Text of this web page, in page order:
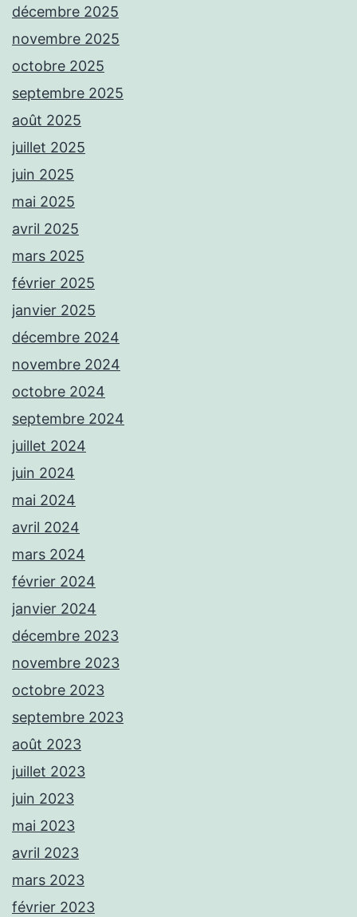
décembre 2025
novembre 2025
octobre 2025
septembre 2025
août 2025
juillet 2025
juin 2025
mai 2025
avril 2025
mars 2025
février 2025
janvier 2025
décembre 2024
novembre 2024
octobre 2024
septembre 2024
juillet 2024
juin 2024
mai 2024
avril 2024
mars 2024
février 2024
janvier 2024
décembre 2023
novembre 2023
octobre 2023
septembre 2023
août 2023
juillet 2023
juin 2023
mai 2023
avril 2023
mars 2023
février 2023